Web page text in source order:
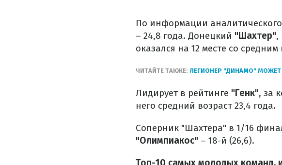
По информации
– 24,8 года. Донецкий "Шахтер",
оказался на 12 месте со средним
ЧИТАЙТЕ ТАКЖЕ: ЛЕГИОНЕР "ДИНАМО" МОЖЕТ
Лидирует в рейтинге "Генк", за
него средний возраст 23,4 года.
Соперник "Шахтера" в 1/16
"Олимпиакос" – 18-й (26,6).